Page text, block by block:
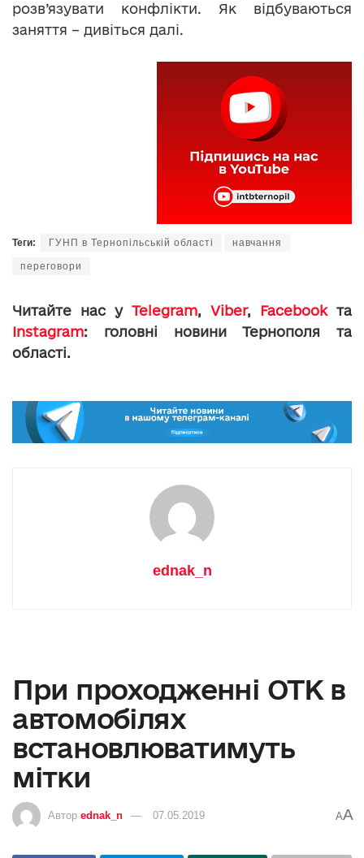
розв’язувати конфлікти. Як відбуваються
заняття – дивіться далі.
Теги: ГУНП в Тернопільській області навчання
переговори
Читайте нас у Telegram, Viber, Facebookта
Instagram: головні новини Тернополя та
області.
ednak_n
При проходженні ОТК в
автомобілях
встановлюватимуть
мітки
Автор ednak_n 07.05.2019 AA